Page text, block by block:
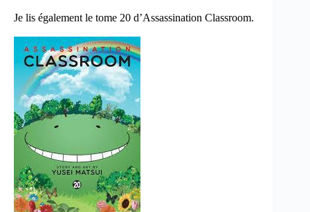
Je lis également le tome 20 d’Assassination Classroom.